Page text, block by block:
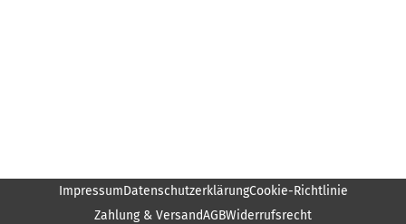
ImpressumDatenschutzerklärungCookie-Richtlinie
Zahlung & VersandAGBWiderrufsrecht